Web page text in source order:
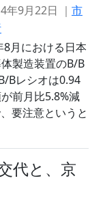
年9月22日 ｜ 市
8月における日本
製造装置のB/B
Bレシオは0.94
前月比5.8%減
要注意というと
代と、京